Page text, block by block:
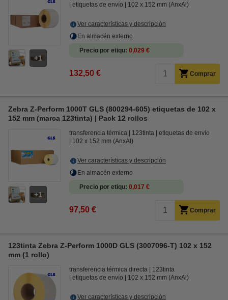
1
etiquetas de envío 102 x 152 mm (AnxAl)
Ver características y descripción
En almacén externo
Precio por etiqu 0,029 €
132,50 € Comprar
Zebra Z-Perform 1000T GLS (800294-605) etiquetas de 102 x
152 mm (marca 123tinta) | Pack 12 rollos
1
transferencia térmica 123tinta
etiquetas de envío
102 x 152 mm (AnxAl)
Ver características y descripción
En almacén externo
Precio por etiqu 0,017 €
97,50 € Comprar
123tinta Zebra Z-Perform 1000D GLS (3007096-T) 102 x 152
mm (1 rollo)
transferencia térmica directa
123tinta
etiquetas de envío
102 x 152 mm (AnxAl)
Ver características y descripción